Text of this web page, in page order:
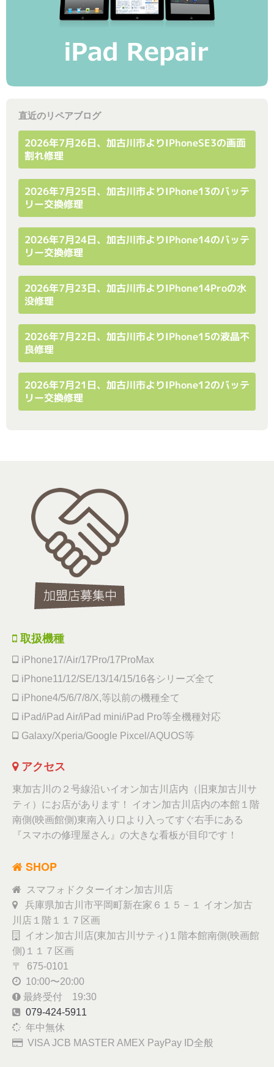
直近のリペアブログ
2026年7月26日、加古川市よりiPhoneSE3の画面
割れ修理
2026年7月25日、加古川市よりiPhone13のバッテ
リー交換修理
2026年7月24日、加古川市よりiPhone14のバッテ
リー交換修理
2026年7月23日、加古川市よりiPhone14Proの水
没修理
2026年7月22日、加古川市よりiPhone15の液晶不
良修理
2026年7月21日、加古川市よりiPhone12のバッテ
リー交換修理
取扱機種
iPhone17/Air/17Pro/17ProMax
iPhone11/12/SE/13/14/15/16各シリーズ全て
iPhone4/5/6/7/8/X,等以前の機種全て
iPad/iPad Air/iPad mini/iPad Pro等全機種対応
Galaxy/Xperia/Google Pixcel/AQUOS等
アクセス
東加古川の２号線沿いイオン加古川店内（旧東加古川サ
ティ）にお店があります！ イオン加古川店内の本館１階
南側(映画館側)東南入り口より入ってすぐ右手にある
『スマホの修理屋さん』の大きな看板が目印です！
SHOP
スマフォドクターイオン加古川店
兵庫県加古川市平岡町新在家６１５－１ イオン加古
川店１階１１７区画
イオン加古川店(東加古川サティ)１階本館南側(映画館
側)１１７区画
〒 675-0101
10:00〜20:00
最終受付 19:30
079-424-5911
年中無休
VISA JCB MASTER AMEX PayPay ID全般